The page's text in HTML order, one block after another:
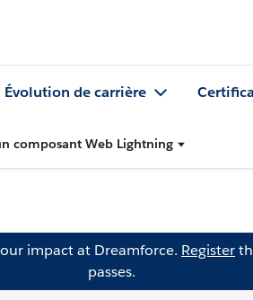
Évolution de carrière
composant Web Lightning
impact at Dreamforce. Register
passes.